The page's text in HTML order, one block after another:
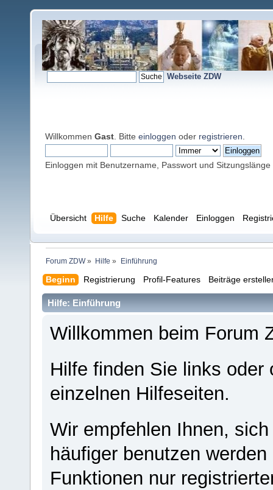
Webseite ZDW
Willkommen Gast . Bitte einloggen oder registrieren
Einloggen mit Benutzername, Passwort und Sitzungslänge
Übersicht Hilfe Suche Kalender Einloggen
Forum ZDW» Hilfe » Einführung
Beginn Registrierung Profil-Features Beiträge
Hilfe: Einführung
Willkommen beim Forum
Hilfe finden Sie links
einzelnen Hilfeseiten.
Wir empfehlen Ihnen,
häufiger benutzen
Funktionen nur